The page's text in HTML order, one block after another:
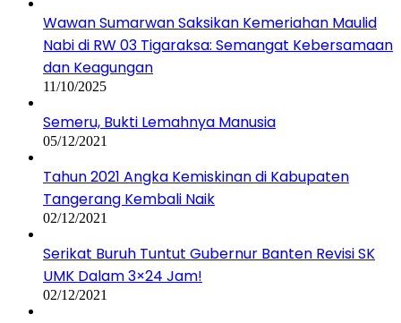
Wawan Sumarwan Saksikan Kemeriahan Maulid
Nabi di RW 03 Tigaraksa: Semangat Kebersamaan
dan Keagungan
11/10/2025
Semeru, Bukti Lemahnya Manusia
05/12/2021
Tahun 2021 Angka Kemiskinan di Kabupaten
Tangerang Kembali Naik
02/12/2021
Serikat Buruh Tuntut Gubernur Banten Revisi SK
UMK Dalam 3×24 Jam!
02/12/2021